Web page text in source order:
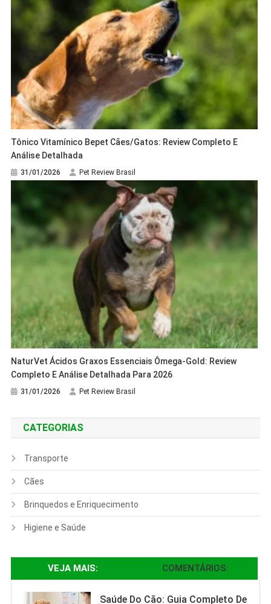
Tônico Vitamínico Bepet Cães/Gatos: Review Completo E
Análise Detalhada
31/01/2026 Pet Review Brasil
NaturVet Ácidos Graxos Essenciais Ômega-Gold: Review
Completo E Análise Detalhada Para 2026
31/01/2026 Pet Review Brasil
CATEGORIAS
Transporte
Cães
Brinquedos e Enriquecimento
Higiene e Saúde
VEJA MAIS: COMENTÁRIOS:
Saúde Do Cão: Guia Completo De